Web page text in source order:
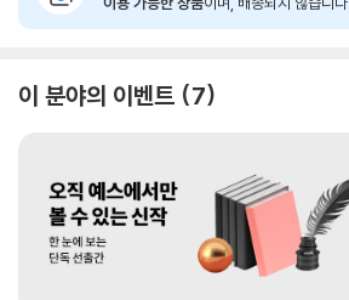
이 분야의 이벤트 7